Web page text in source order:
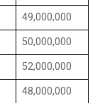
49,000,000
50,000,000
52,000,000
48,000,000